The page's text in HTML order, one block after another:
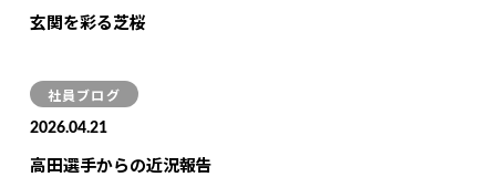
玄関を彩る芝桜
社員ブログ
2026.04.21
高田選手からの近況報告